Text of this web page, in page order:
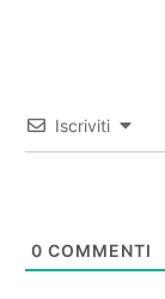
Iscriviti
0 COMMENTI